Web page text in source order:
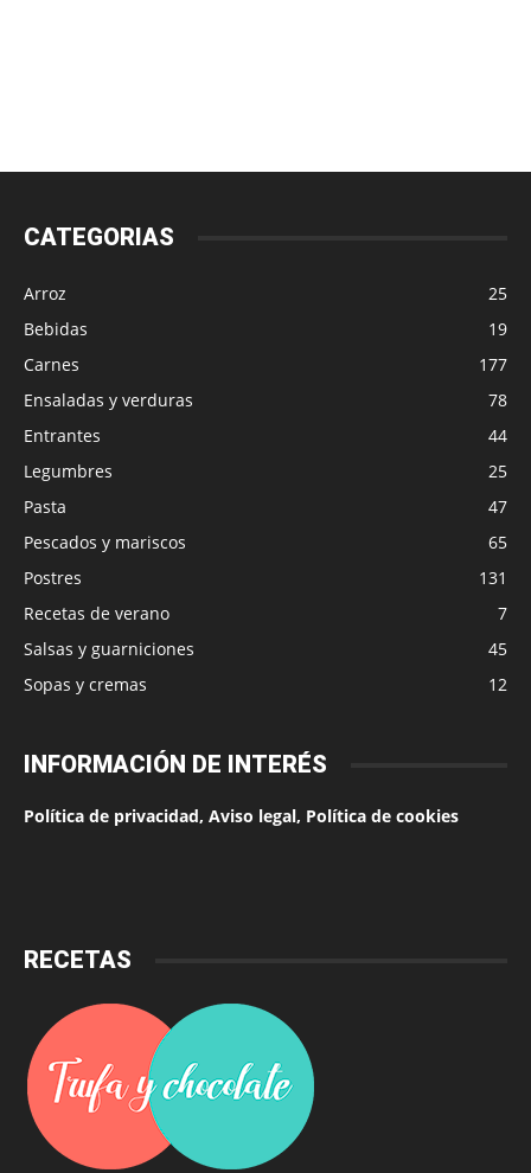
CATEGORIAS
Arroz
25
Bebidas
19
Carnes
177
Ensaladas y verduras
78
Entrantes
44
Legumbres
25
Pasta
47
Pescados y mariscos
65
Postres
131
Recetas de verano
7
Salsas y guarniciones
45
Sopas y cremas
12
INFORMACIÓN DE INTERÉS
Política de privacidad, Aviso legal, Política de cookies
RECETAS